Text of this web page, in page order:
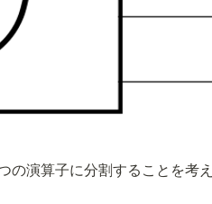
の演算子に分割することを考